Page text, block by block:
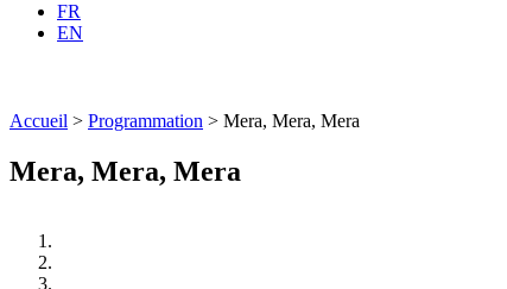
FR
EN
Accueil > Programmation > Mera, Mera, Mera
Mera, Mera, Mera